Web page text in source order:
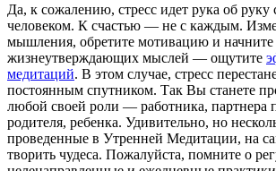
Да, к сожалению, стресс идет рука об
человеком. К счастью — не с каждым.
мышления, обретите мотивацию и начните
жизнеутверждающих мыслей — ощутите
медитаций. В этом случае, стресс
постоянным спутником. Так Вы станете
любой своей роли — работника, партнера
родителя, ребенка. Удивительно, но
проведенные в Утренней Медитации, на
творить чудеса. Пожалуйста, помните о